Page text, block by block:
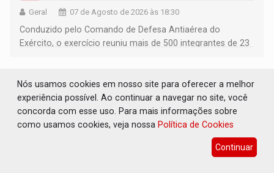
Geral 07 de Agosto de 2026 às 18:30
Conduzido pelo Comando de Defesa Antiaérea do
Exército, o exercício reuniu mais de 500 integrantes de 23
Nós usamos cookies em nosso site para oferecer a melhor
experiência possível. Ao continuar a navegar no site, você
concorda com esse uso. Para mais informações sobre
como usamos cookies, veja nossa Política de Cookies
Continuar